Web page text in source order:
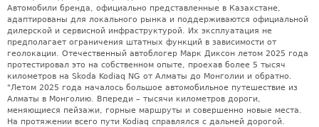
Автомобили бренда, официально представленные в Казахстане,
адаптированы для локального рынка и поддерживаются официальной
дилерской и сервисной инфраструктурой. Их эксплуатация не
предполагает ограничения штатных функций в зависимости от
геолокации. Отечественный автоблогер Марк Диксон летом 2025 года
протестировал это на собственном опыте, проехав более 5 тысяч
километров на Skoda Kodiaq NG от Алматы до Монголии и обратно.
"Летом 2025 года началось большое автомобильное путешествие из
Алматы в Монголию. Впереди – тысячи километров дороги,
меняющиеся пейзажи, горные маршруты и совершенно новые места.
На протяжении всего пути Kodiaq справлялся с дальней дорогой.